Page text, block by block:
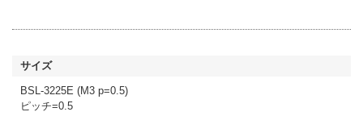
BSL-3225E (M3 p=0.5)
ピッチ=0.5